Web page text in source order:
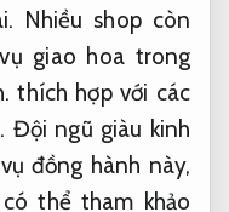
Nhiều shop còn
giao hoa trong
thích hợp với các
Đội ngũ giàu kinh
đồng hành này,
có thể tham khảo